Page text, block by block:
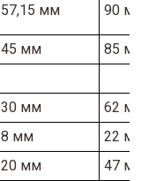
57,15 мм 90 мм
45 мм
85 мм
30 мм
62 мм
8 мм
22 мм
20 мм
47 мм